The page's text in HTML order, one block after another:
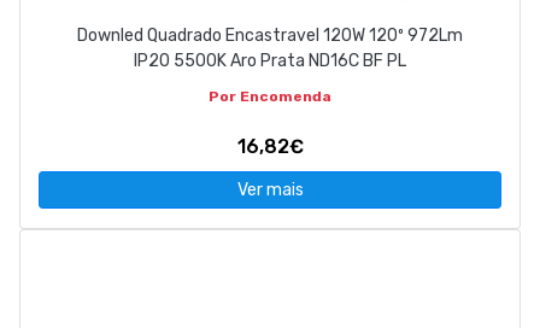
Downled Quadrado Encastravel 120W 120º 972Lm
IP20 5500K Aro Prata ND16C BF PL
Por Encomenda
16,82€
Ver mais